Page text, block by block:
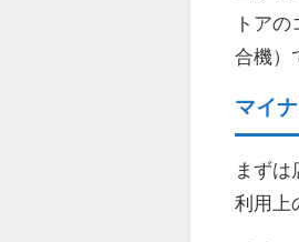
トア
合機）
マイ
まずは
利用上